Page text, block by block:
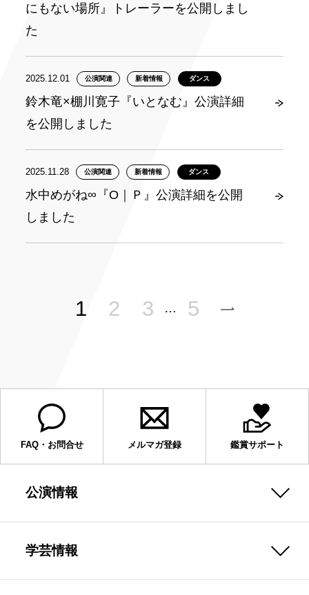
にもない場所』トレーラーを公開しまし
た
2025.12.01 公演関連 新着情報 ダンス
鈴木竜×棚川寛子『いとなむ』公演詳細
を公開しました
2025.11.28 公演関連 新着情報 ダンス
水中めがね∞『O｜Ｐ』公演詳細を公開
しました
1 2 3 … 5
FAQ・お問合せ メルマガ登録 鑑賞サポート
公演情報
学芸情報